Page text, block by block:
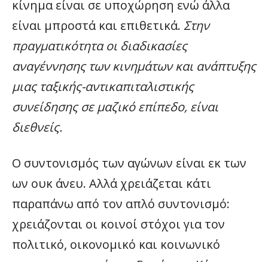
κίνημα είναι σε υποχώρηση ενώ άλλα
είναι μπροστά και επιθετικά. Στην
πραγματικότητα οι διαδικασίες
αναγέννησης των κινημάτων και ανάπτυξης
μιας ταξικής-αντικαπιταλιστικής
συνείδησης σε μαζικό επίπεδο, είναι
διεθνείς.
Ο συντονισμός των αγώνων είναι εκ των
ων ουκ άνευ. Αλλά χρειάζεται κάτι
παραπάνω από τον απλό συντονισμό:
χρειάζονται οι κοινοί στόχοι για τον
πολιτικό, οικονομικό και κοινωνικό